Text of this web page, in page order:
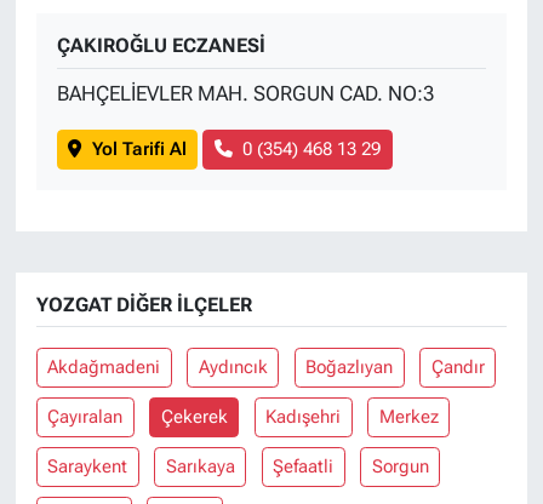
ÇAKIROĞLU ECZANESİ
BAHÇELİEVLER MAH. SORGUN CAD. NO:3
Yol Tarifi Al 0 (354) 468 13 29
YOZGAT DIĞER İLÇELER
Akdağmadeni Aydıncık Boğazlıyan Çandır
Çayıralan Çekerek Kadışehri Merkez
Saraykent Sarıkaya Şefaatli Sorgun